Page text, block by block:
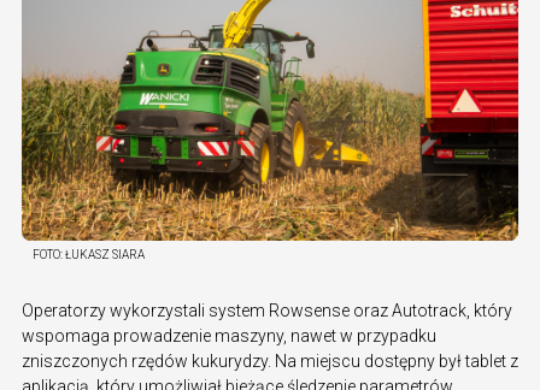
FOTO:ŁUKASZ SIARA
Operatorzy wykorzystali system Rowsense oraz Autotrack, który
wspomaga prowadzenie maszyny, nawet w przypadku
zniszczonych rzędów kukurydzy. Na miejscu dostępny był tablet z